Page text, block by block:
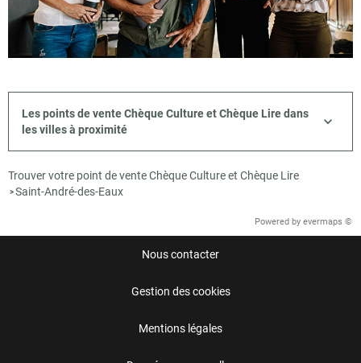
Les points de vente Chèque Culture et Chèque Lire dans
les villes à proximité
Trouver votre point de vente Chèque Culture et Chèque Lire
>Saint-André-des-Eaux
Powered by evermaps ©
Nous contacter
Gestion des cookies
Mentions légales